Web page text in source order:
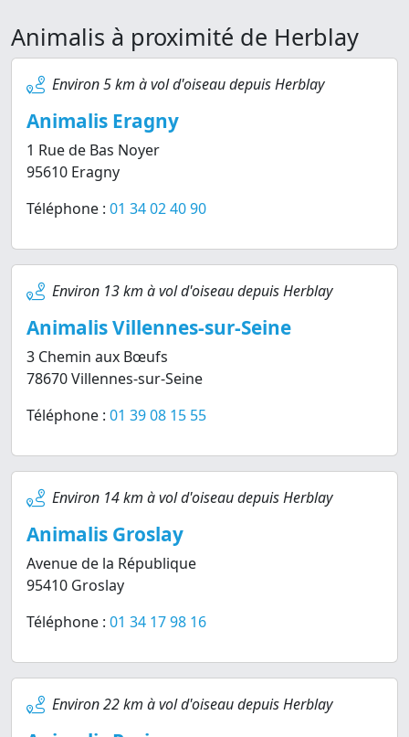
Animalis à proximité de Herblay
Environ 5 km à vol d'oiseau depuis Herblay
Animalis Eragny
1 Rue de Bas Noyer
95610 Eragny
Téléphone : 01 34 02 40 90
Environ 13 km à vol d'oiseau depuis Herblay
Animalis Villennes-sur-Seine
3 Chemin aux Bœufs
78670 Villennes-sur-Seine
Téléphone : 01 39 08 15 55
Environ 14 km à vol d'oiseau depuis Herblay
Animalis Groslay
Avenue de la République
95410 Groslay
Téléphone : 01 34 17 98 16
Environ 22 km à vol d'oiseau depuis Herblay